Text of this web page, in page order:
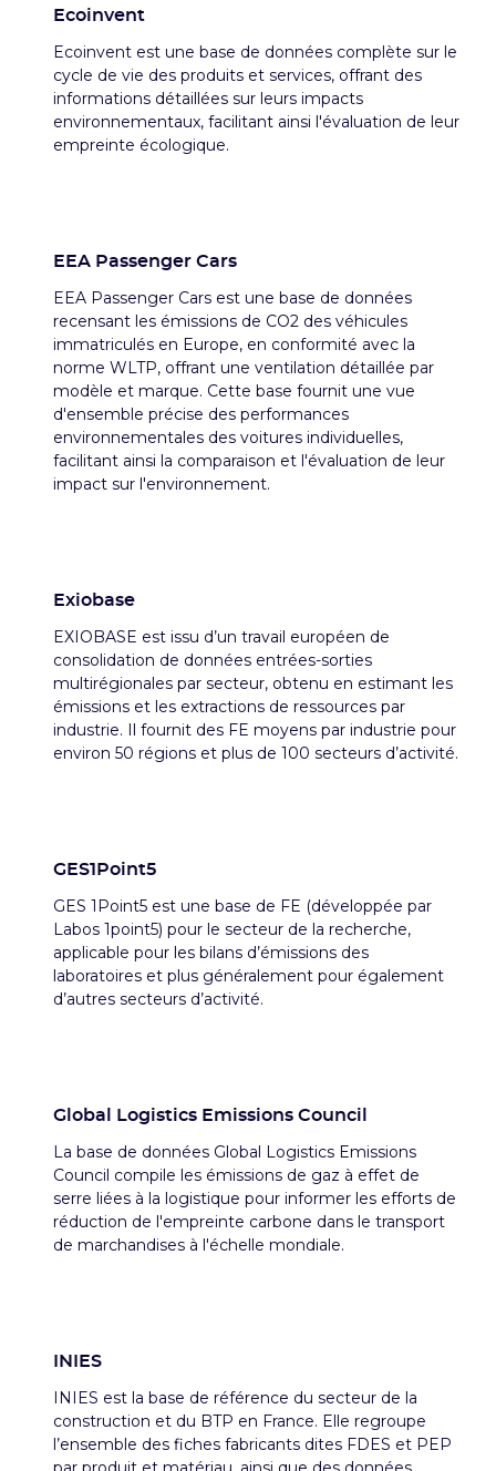
Ecoinvent
Ecoinvent est une base de données complète sur le
cycle de vie des produits et services, offrant des
informations détaillées sur leurs impacts
environnementaux, facilitant ainsi l'évaluation de leur
empreinte écologique.
EEA Passenger Cars
EEA Passenger Cars est une base de données
recensant les émissions de CO2 des véhicules
immatriculés en Europe, en conformité avec la
norme WLTP, offrant une ventilation détaillée par
modèle et marque. Cette base fournit une vue
d'ensemble précise des performances
environnementales des voitures individuelles,
facilitant ainsi la comparaison et l'évaluation de leur
impact sur l'environnement.
Exiobase
EXIOBASE est issu d’un travail européen de
consolidation de données entrées-sorties
multirégionales par secteur, obtenu en estimant les
émissions et les extractions de ressources par
industrie. Il fournit des FE moyens par industrie pour
environ 50 régions et plus de 100 secteurs d’activité.
GES1Point5
GES 1Point5 est une base de FE (développée par
Labos 1point5) pour le secteur de la recherche,
applicable pour les bilans d’émissions des
laboratoires et plus généralement pour également
d’autres secteurs d’activité.
Global Logistics Emissions Council
La base de données Global Logistics Emissions
Council compile les émissions de gaz à effet de
serre liées à la logistique pour informer les efforts de
réduction de l'empreinte carbone dans le transport
de marchandises à l'échelle mondiale.
INIES
INIES est la base de référence du secteur de la
construction et du BTP en France. Elle regroupe
l’ensemble des fiches fabricants dites FDES et PEP